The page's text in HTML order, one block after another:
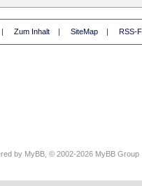
Zum Inhalt | SiteMap | RSS-
by MyBB , © 2002-2026 MyBB Group